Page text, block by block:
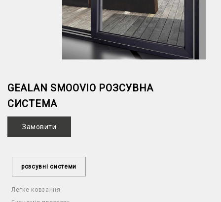
GEALAN SMOOVIO РОЗСУВНА
СИСТЕМА
Замовити
розсувні системи
Легке ковзання